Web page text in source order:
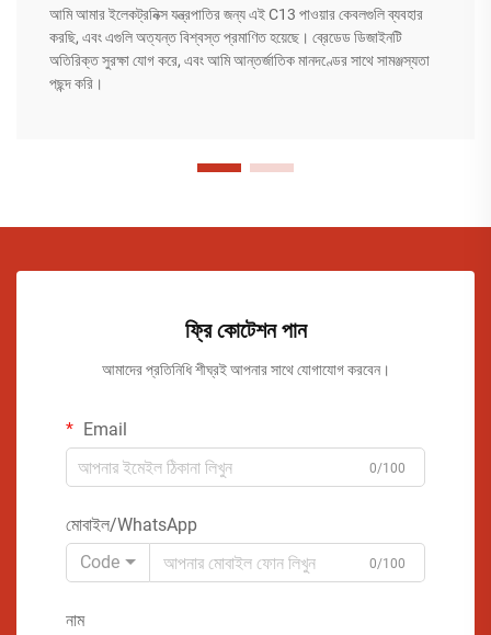
আমি আমার ইলেকট্রনিক্স যন্ত্রপাতির জন্য এই C13 পাওয়ার কেবলগুলি ব্যবহার
করছি, এবং এগুলি অত্যন্ত বিশ্বস্ত প্রমাণিত হয়েছে। ব্রেডেড ডিজাইনটি
অতিরিক্ত সুরক্ষা যোগ করে, এবং আমি আন্তর্জাতিক মানদণ্ডের সাথে সামঞ্জস্যতা
পছন্দ করি।
ফ্রি কোটেশন পান
আমাদের প্রতিনিধি শীঘ্রই আপনার সাথে যোগাযোগ করবেন।
Email
0/100
মোবাইল/WhatsApp
Code
0/100
নাম